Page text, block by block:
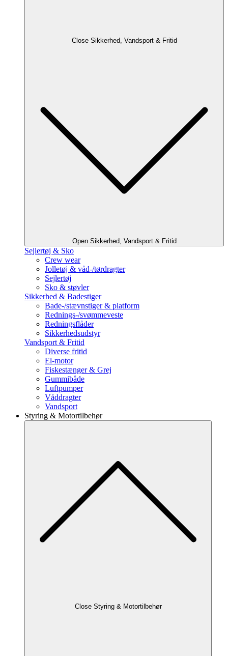
Close Sikkerhed, Vandsport & Fritid
Open Sikkerhed, Vandsport & Fritid
Sejlertøj & Sko
Crew wear
Jolletøj & våd-/tørdragter
Sejlertøj
Sko & støvler
Sikkerhed & Badestiger
Bade-/stævnstiger & platform
Rednings-/svømmeveste
Redningsflåder
Sikkerhedsudstyr
Vandsport & Fritid
Diverse fritid
El-motor
Fiskestænger & Grej
Gummibåde
Luftpumper
Våddragter
Vandsport
Styring & Motortilbehør
Close Styring & Motortilbehør